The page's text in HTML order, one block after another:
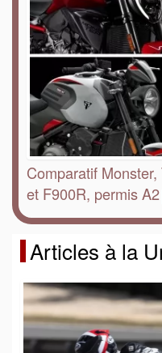
Comparatif
et F900R, permis A2
Articles à la